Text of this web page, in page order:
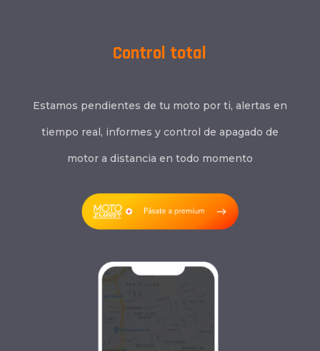
Control total
Estamos pendientes de tu moto por ti, alertas en
tiempo real, informes y control de apagado de
motor a distancia en todo momento